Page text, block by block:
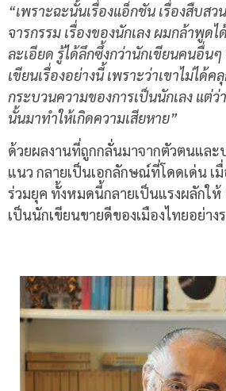
“เพราะฉะนั้นเรื่องแอ็กชัน เรื่องสืบสว
จารกรรม เรื่องของนักเลง ผมกล้าพูดไ
ละเอียด รู้ได้ลึกซึ้งกว่านักเขียนคนอื่น
เขียนเรื่องอย่างนี้ เพราะว่าเขาไม่ได้
กระบวนความของการเป็นนักเลง แต่ว่
นั้นมาทำให้เกิดความเสียหาย”
ด้วยผลงานที่ถูกกลั่นมาจากตัวตนแล
แนว กลายเป็นเอกลักษณ์ที่โดดเด่น เ
ร่วมยุค ทั้งหมดนี้กลายเป็นแรงผลักใ
เป็นนักเขียนขายดีของเมืองไทยอย่างร